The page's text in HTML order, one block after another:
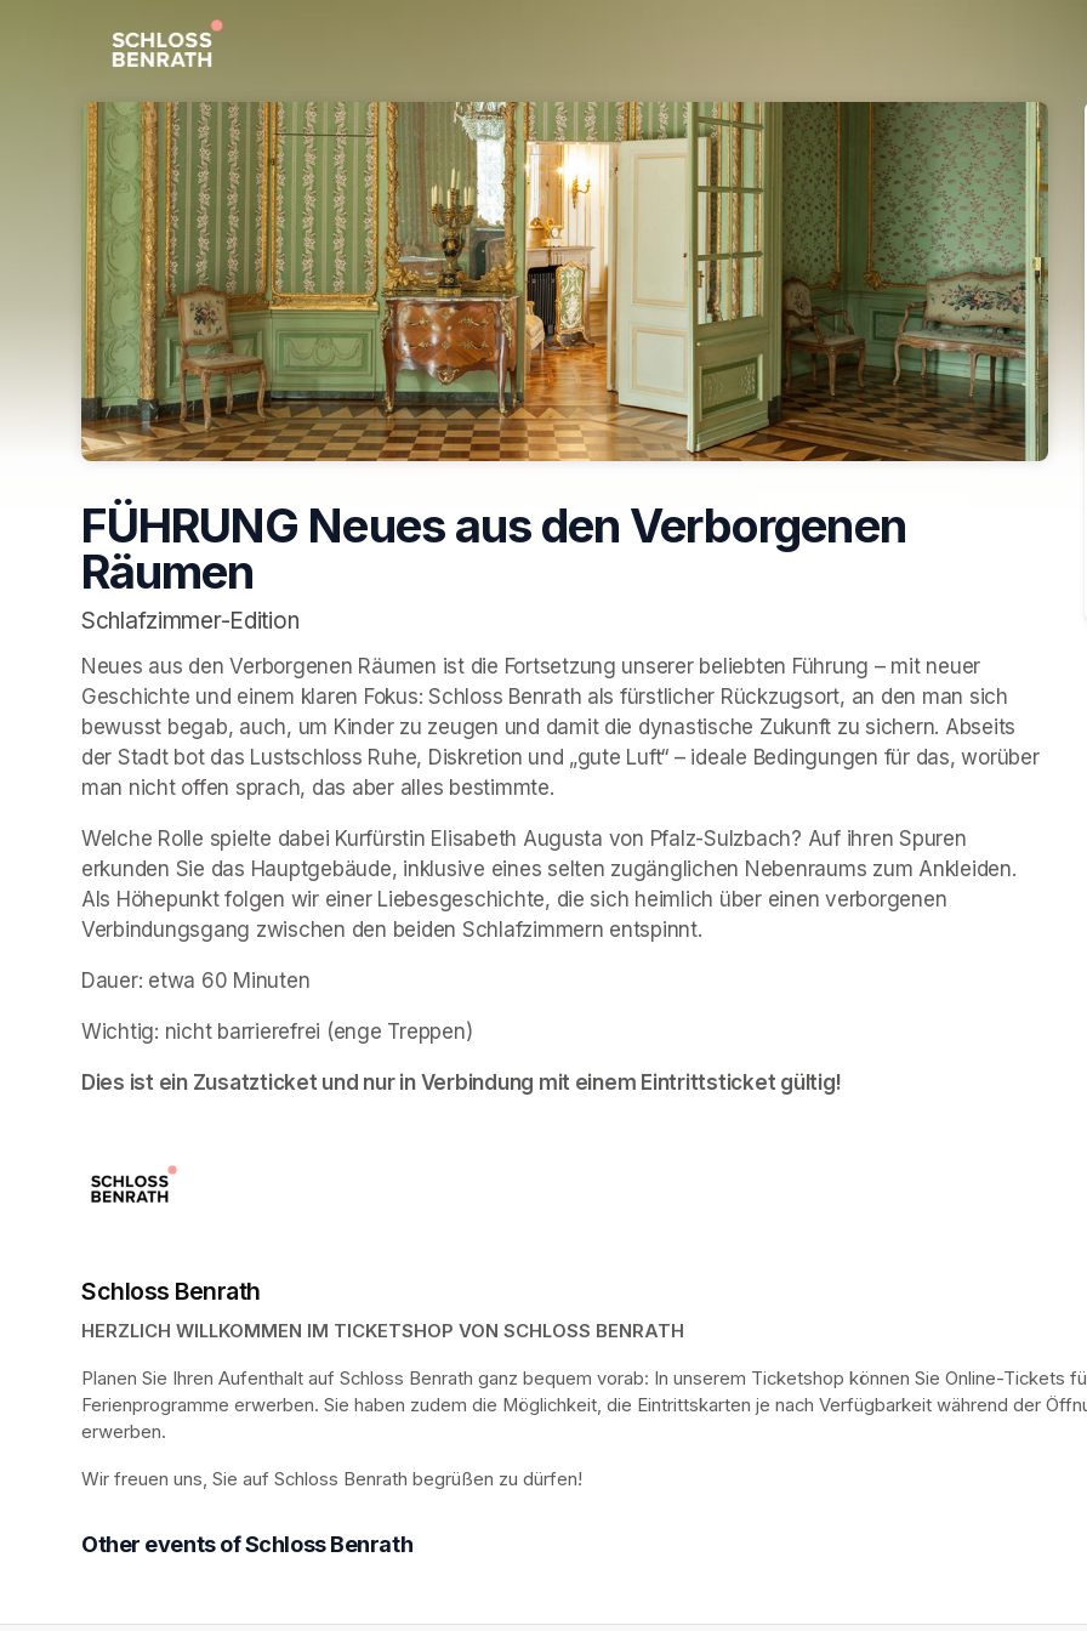
FÜHRUNG Neues aus den Verborgenen
Räumen
Schlafzimmer-Edition
Neues aus den Verborgenen Räumen ist die Fortsetzung unserer beliebten Führung – mit neuer
Geschichte und einem klaren Fokus: Schloss Benrath als fürstlicher Rückzugsort, an den man sich
bewusst begab, auch, um Kinder zu zeugen und damit die dynastische Zukunft zu sichern. Abseits
der Stadt bot das Lustschloss Ruhe, Diskretion und „gute Luft“ – ideale Bedingungen für das, worüber
man nicht offen sprach, das aber alles bestimmte.
Welche Rolle spielte dabei Kurfürstin Elisabeth Augusta von Pfalz-Sulzbach? Auf ihren Spuren
erkunden Sie das Hauptgebäude, inklusive eines selten zugänglichen Nebenraums zum Ankleiden.
Als Höhepunkt folgen wir einer Liebesgeschichte, die sich heimlich über einen verborgenen
Verbindungsgang zwischen den beiden Schlafzimmern entspinnt.
Dauer: etwa 60 Minuten
Wichtig: nicht barrierefrei (enge Treppen)
Dies ist ein Zusatzticket und nur in Verbindung mit einem Eintrittsticket gültig!
Schloss Benrath
HERZLICH WILLKOMMEN IM TICKETSHOP VON SCHLOSS BENRATH
Planen Sie Ihren Aufenthalt auf Schloss Benrath ganz bequem vorab: In unserem Ticketshop können Sie Online-Tickets
Ferienprogramme erwerben. Sie haben zudem die Möglichkeit, die Eintrittskarten je nach Verfügbarkeit während der
erwerben.
Wir freuen uns, Sie auf Schloss Benrath begrüßen zu dürfen!
Other events of Schloss Benrath